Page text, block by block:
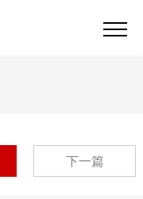
下一篇